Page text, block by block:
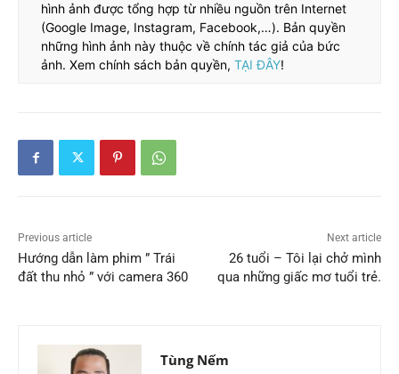
hình ảnh được tổng hợp từ nhiều nguồn trên Internet
(Google Image, Instagram, Facebook,…). Bản quyền
những hình ảnh này thuộc về chính tác giả của bức
ảnh. Xem chính sách bản quyền, TẠI ĐÂY!
Previous article
Hướng dẫn làm phim ” Trái
đất thu nhỏ ” với camera 360
Next article
26 tuổi – Tôi lại chở mình
qua những giấc mơ tuổi trẻ.
Tùng Nếm